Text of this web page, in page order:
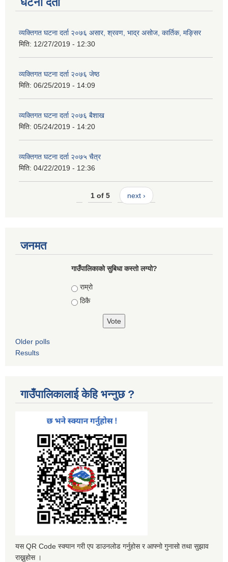
व्यक्तिगत घटना दर्ता २०७६ असार, श्रवण, भाद्र असोज, कार्तिक, मङ्सिर
मिति: 12/27/2019 - 12:30
व्यक्तिगत घटना दर्ता २०७६ जेष्ठ
मिति: 06/25/2019 - 14:09
व्यक्तिगत घटना दर्ता २०७६ बैशाख
मिति: 05/24/2019 - 14:20
व्यक्तिगत घटना दर्ता २०७५ चैत्र
मिति: 04/22/2019 - 12:36
1 of 5 next ›
जनमत
गाउँपालिकाको सुबिधा कस्तो लग्यो?
Choices
राम्रो
ठिकै
Older polls
Results
गाउँपालिकालाई केहि भन्नुछ ?
यस QR Code स्क्यान गरी एप डाउनलोड गर्नुहोस र आफ्नो गुनासो तथा सुझाव
राख्नुहोस ।